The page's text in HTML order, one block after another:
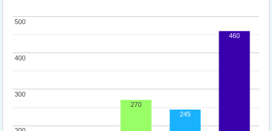
300
300
400
400
500
500
270
245
460